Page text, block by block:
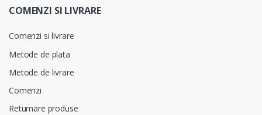
COMENZI SI LIVRARE
Comenzi si livrare
Metode de plata
Metode de livrare
Comenzi
Returnare produse